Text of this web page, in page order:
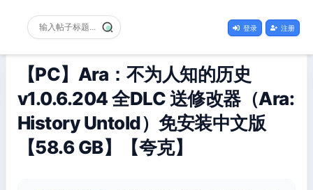
登录 注册
【PC】Ara：不为人知的历史
v1.0.6.204 全DLC 送修改器（Ara:
History Untold）免安装中文版
【58.6 GB】【夸克】